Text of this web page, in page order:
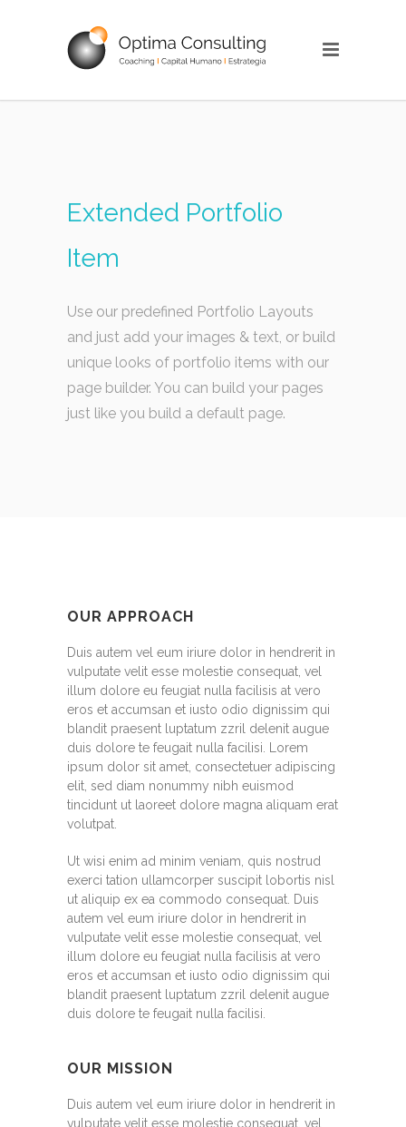
Extended Portfolio
Item
Use our predefined Portfolio Layouts
and just add your images & text, or build
unique looks of portfolio items with our
page builder. You can build your pages
just like you build a default page.
OUR APPROACH
Duis autem vel eum iriure dolor in hendrerit in
vulputate velit esse molestie consequat, vel
illum dolore eu feugiat nulla facilisis at vero
eros et accumsan et iusto odio dignissim qui
blandit praesent luptatum zzril delenit augue
duis dolore te feugait nulla facilisi. Lorem
ipsum dolor sit amet, consectetuer adipiscing
elit, sed diam nonummy nibh euismod
tincidunt ut laoreet dolore magna aliquam erat
volutpat.
Ut wisi enim ad minim veniam, quis nostrud
exerci tation ullamcorper suscipit lobortis nisl
ut aliquip ex ea commodo consequat. Duis
autem vel eum iriure dolor in hendrerit in
vulputate velit esse molestie consequat, vel
illum dolore eu feugiat nulla facilisis at vero
eros et accumsan et iusto odio dignissim qui
blandit praesent luptatum zzril delenit augue
duis dolore te feugait nulla facilisi.
OUR MISSION
Duis autem vel eum iriure dolor in hendrerit in
vulputate velit esse molestie consequat, vel